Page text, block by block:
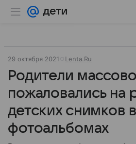
29 октября 2021 Lenta.Ru
Родители массово
пожаловались на
детских снимков
фотоальбомах